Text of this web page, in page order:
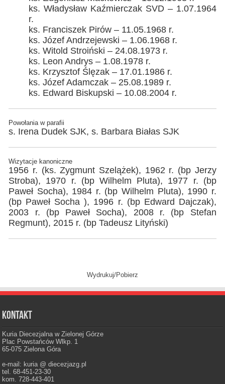
ks. Władysław Kaźmierczak SVD – 1.07.1964
r.
ks. Franciszek Pirów – 11.05.1968 r.
ks. Józef Andrzejewski – 1.06.1968 r.
ks. Witold Stroiński – 24.08.1973 r.
ks. Leon Andrys – 1.08.1978 r.
ks. Krzysztof Ślęzak – 17.01.1986 r.
ks. Józef Adamczak – 25.08.1989 r.
ks. Edward Biskupski – 10.08.2004 r.
Powołania w parafii
s. Irena Dudek SJK, s. Barbara Białas SJK
Wizytacje kanoniczne
1956 r. (ks. Zygmunt Szelążek), 1962 r. (bp Jerzy
Stroba), 1970 r. (bp Wilhelm Pluta), 1977 r. (bp
Paweł Socha), 1984 r. (bp Wilhelm Pluta), 1990 r.
(bp Paweł Socha ), 1996 r. (bp Edward Dajczak),
2003 r. (bp Paweł Socha), 2008 r. (bp Stefan
Regmunt), 2015 r. (bp Tadeusz Lityński)
Wydrukuj/Pobierz
Kontakt
Kuria Diecezjalna w Zielonej Górze
Plac Powstańców Wlkp. 1
65-075 Zielona Góra
e-mail: kuria @ diecezjazg.pl
tel. 68-451-23-30
kom. 728-443-401